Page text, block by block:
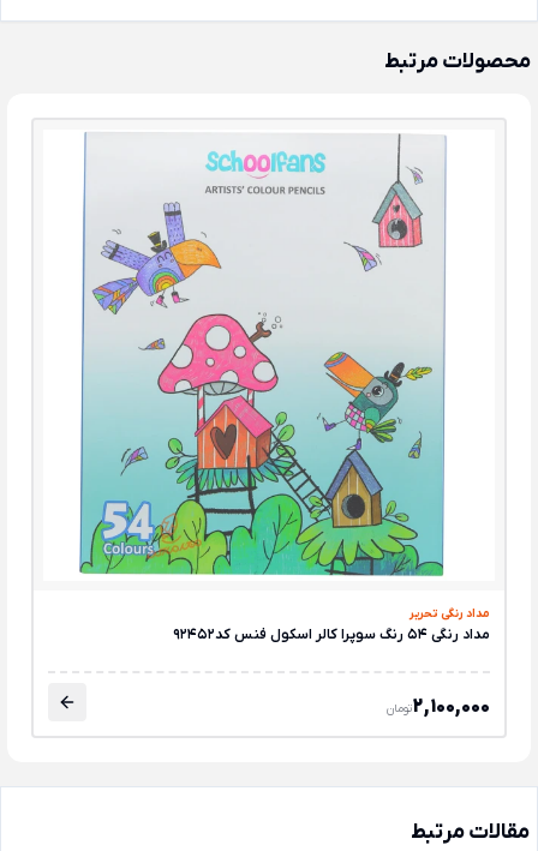
محصولات مرتبط
مداد رنگی تحریر
مداد رنگی 54 رنگ سوپرا کالر اسکول فنس کد92452
2,100,000تومان
مقالات مرتبط